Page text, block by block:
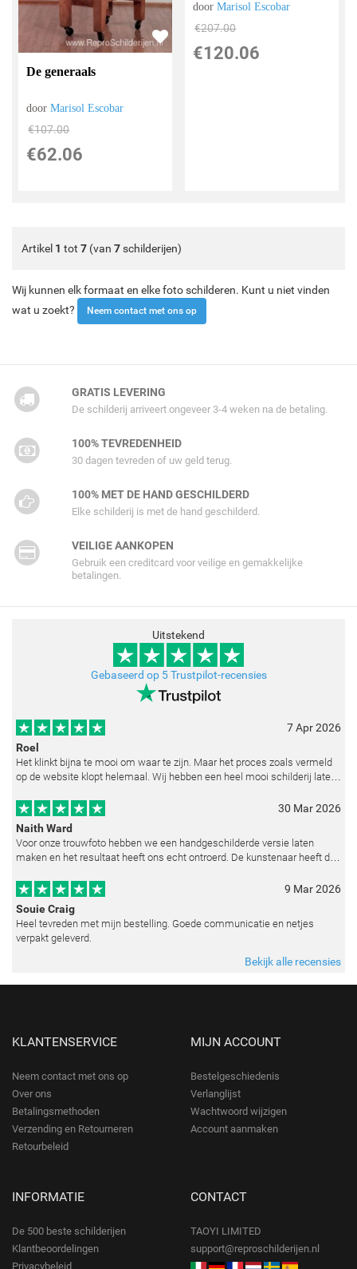
De generaals
doorMarisol Escobar
€107.00
€62.06
doorMarisol Escobar
€207.00
€120.06
Artikel 1 tot 7 (van 7schilderijen)
Wij kunnen elk formaat en elke foto schilderen. Kunt u niet vinden
wat u zoekt?
Neem contact met ons op
GRATIS LEVERING
De schilderij arriveert ongeveer 3-4 weken na de betaling.
100% TEVREDENHEID
30 dagen tevreden of uw geld terug.
100% MET DE HAND GESCHILDERD
Elke schilderij is met de hand geschilderd.
VEILIGE AANKOPEN
Gebruik een creditcard voor veilige en gemakkelijke
betalingen.
Uitstekend
Gebaseerd op 5 Trustpilot-recensies
7 Apr 2026
Roel
Het klinkt bijna te mooi om waar te zijn. Maar het proces zoals vermeld
op de website klopt helemaal. Wij hebben een heel mooi schilderij laten
30 Mar 2026
Naith Ward
Voor onze trouwfoto hebben we een handgeschilderde versie laten
maken en het resultaat heeft ons echt ontroerd. De kunstenaar heeft de
9 Mar 2026
Souie Craig
Heel tevreden met mijn bestelling. Goede communicatie en netjes
verpakt geleverd.
Bekijk alle recensies
KLANTENSERVICE
Neem contact met ons op
Over ons
Betalingsmethoden
Verzending en Retourneren
Retourbeleid
MIJN ACCOUNT
Bestelgeschiedenis
Verlanglijst
Wachtwoord wijzigen
Account aanmaken
INFORMATIE
De 500 beste schilderijen
Klantbeoordelingen
Privacybeleid
CONTACT
TAOYI LIMITED
support@reproschilderijen.nl